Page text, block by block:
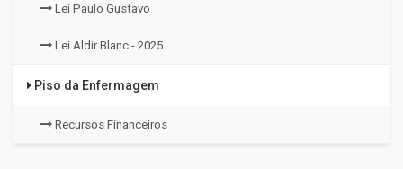
Lei Paulo Gustavo
Lei Aldir Blanc - 2025
Piso da Enfermagem
Recursos Financeiros